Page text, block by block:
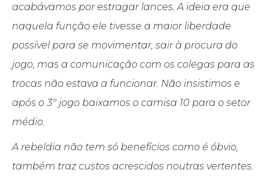
acabávamos por estragar lances. A ideia era que
naquela função ele tivesse a maior liberdade
possível para se movimentar, sair à procura do
jogo, mas a comunicação com os colegas para as
trocas não estava a funcionar. Não insistimos e
após o 3º jogo baixamos o camisa 10 para o setor
médio.
A rebeldia não tem só benefícios como é óbvio,
também traz custos acrescidos noutras vertentes.